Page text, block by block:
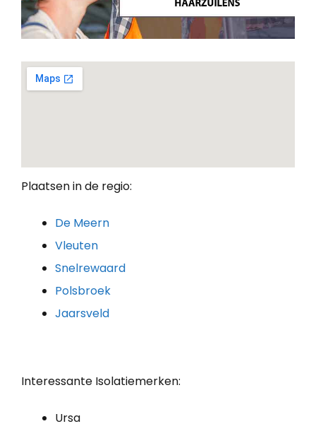
Plaatsen in de regio:
De Meern
Vleuten
Snelrewaard
Polsbroek
Jaarsveld
Interessante Isolatiemerken:
Ursa